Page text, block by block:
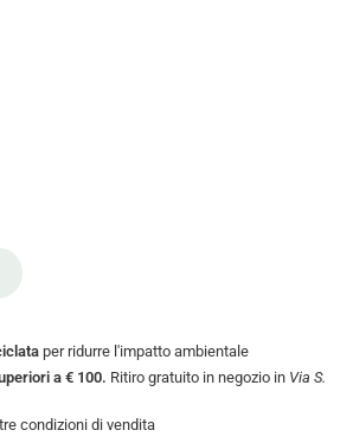
per ridurre l'impatto ambientale
a € 100. Ritiro gratuito in negozio in Via S.
condizioni di vendita